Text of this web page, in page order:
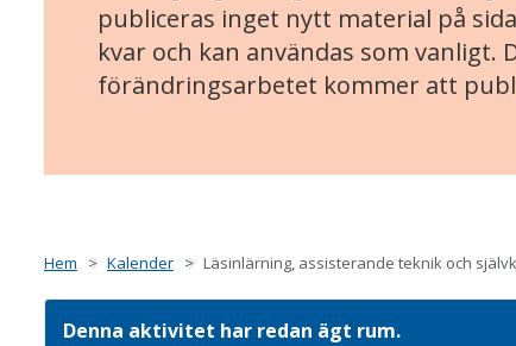
publiceras inget nytt material på
kvar och kan användas som vanligt.
förändringsarbetet kommer att
Hem Kalender Läsinlärning, assisterande teknik och
Denna aktivitet har redan ägt rum.